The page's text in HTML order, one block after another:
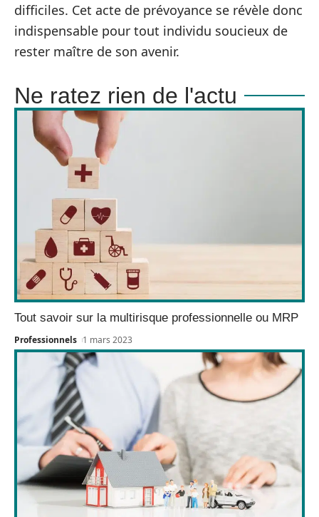
difficiles. Cet acte de prévoyance se révèle donc
indispensable pour tout individu soucieux de
rester maître de son avenir.
Ne ratez rien de l'actu
Tout savoir sur la multirisque professionnelle ou MRP
Professionnels 1 mars 2023